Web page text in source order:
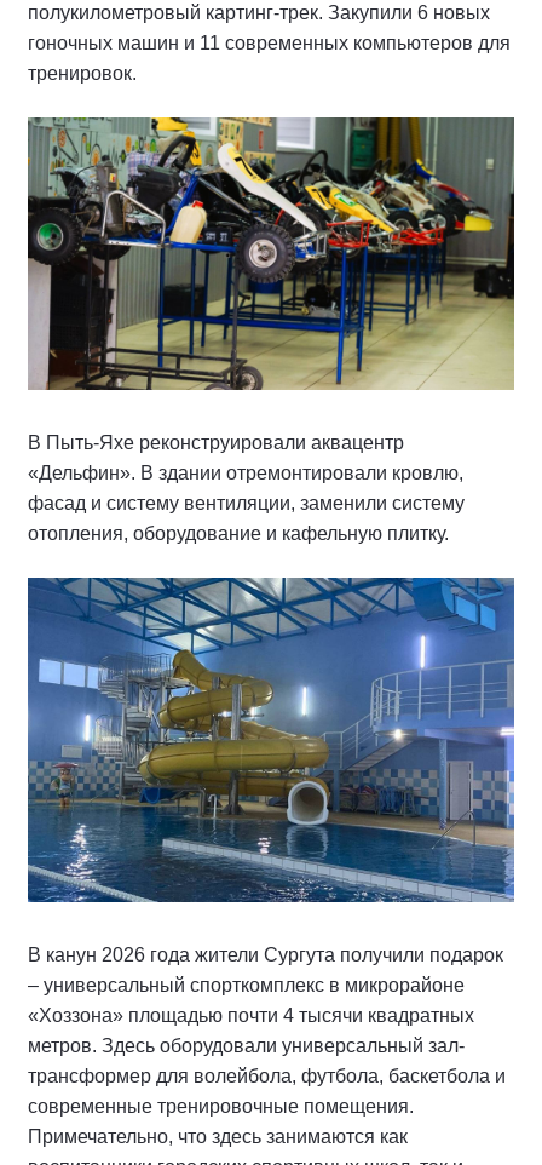
полукилометровый картинг-трек. Закупили 6 новых
гоночных машин и 11 современных компьютеров для
тренировок.
В Пыть-Яхе реконструировали аквацентр
«Дельфин». В здании отремонтировали кровлю,
фасад и систему вентиляции, заменили систему
отопления, оборудование и кафельную плитку.
В канун 2026 года жители Сургута получили подарок
– универсальный спорткомплекс в микрорайоне
«Хоззона» площадью почти 4 тысячи квадратных
метров. Здесь оборудовали универсальный зал-
трансформер для волейбола, футбола, баскетбола и
современные тренировочные помещения.
Примечательно, что здесь занимаются как